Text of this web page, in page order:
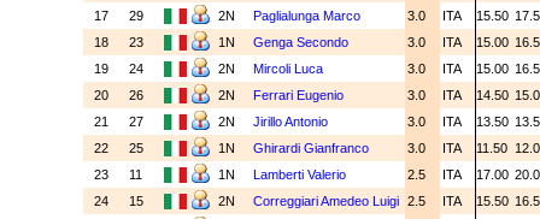
17
29 2N Paglialunga Marco 3.0 ITA 15.50
18
23 1N Genga Secondo 3.0 ITA 15.00
19
24 2N Mircoli Luca 3.0 ITA 15.00
20
26 2N Ferrari Eugenio 3.0 ITA 14.50
21
27 2N Jirillo Antonio 3.0 ITA 13.50
22
25 1N Ghirardi Gianfranco 3.0 ITA 11.50
23
11 1N Lamberti Valerio 2.5 ITA 17.00
24
15 2N Correggiari Amedeo Luigi 2.5 ITA 15.50